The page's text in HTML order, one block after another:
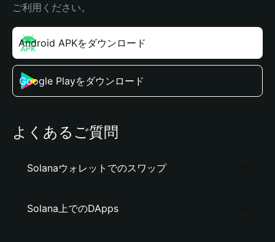
ご利用ください。
Android APKをダウンロード
Google Playをダウンロード
よくあるご質問
Solanaウォレットでのスワップ
Solana上でのDApps